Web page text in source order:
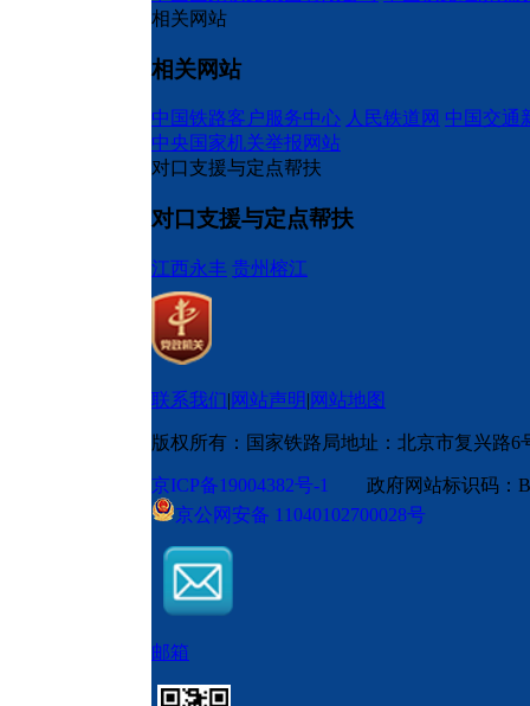
相关网站
相关网站
中国铁路客户服务中心 人民铁道网 中国交通
中央国家机关举报网站
对口支援与定点帮扶
对口支援与定点帮扶
江西永丰 贵州榕江
联系我们|网站声明|网站地图
版权所有：国家铁路局地址：北京市复兴路6
京ICP备19004382号-1
政府网站标识码
京公网安备 11040102700028号
邮箱